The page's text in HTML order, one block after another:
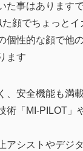
た事はあります
顔でちょっと
個性的な顔で他
ます
、安全機能も満
術「MI-PILOT」
アシストやデジ